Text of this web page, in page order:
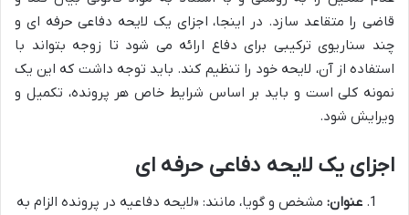
قاضی را متقاعد سازد. در اینجا، اجزای یک لایحه دفاعی حرفه ای و
چند سناریوی ترکیبی برای دفاع ارائه می شود تا زوجه بتواند با
استفاده از آن، لایحه خود را تنظیم کند. باید توجه داشت که این یک
نمونه کلی است و باید بر اساس شرایط خاص هر پرونده، تکمیل و
ویرایش شود.
اجزای یک لایحه دفاعی حرفه ای
عنوان: مشخص و گویا، مانند: «لایحه دفاعیه در پرونده الزام به